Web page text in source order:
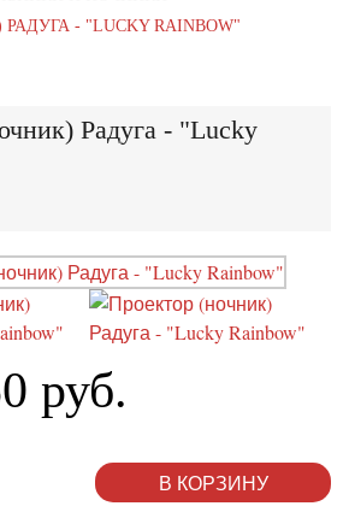
- "LUCKY RAINBOW"
Радуга - "Lucky
руб.
В КОРЗИНУ